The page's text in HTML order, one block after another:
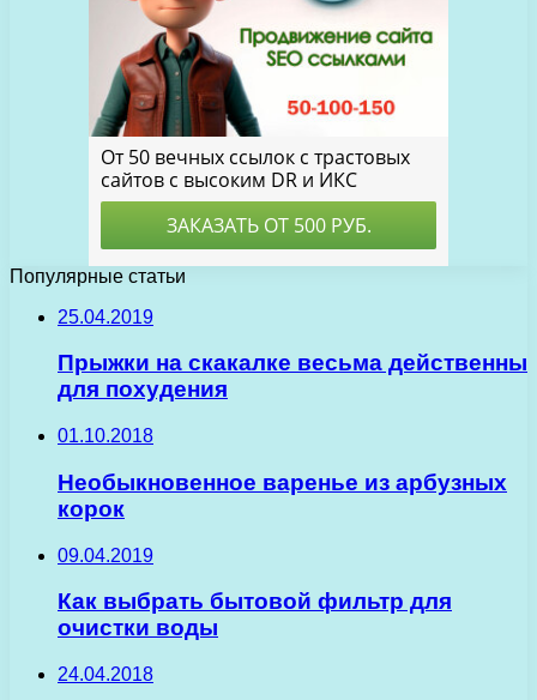
Популярные статьи
25.04.2019
Прыжки на скакалке весьма действенны
для похудения
01.10.2018
Необыкновенное варенье из арбузных
корок
09.04.2019
Как выбрать бытовой фильтр для
очистки воды
24.04.2018